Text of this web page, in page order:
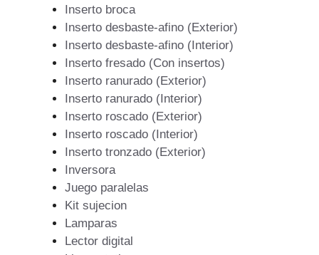
Inserto broca
Inserto desbaste-afino (Exterior)
Inserto desbaste-afino (Interior)
Inserto fresado (Con insertos)
Inserto ranurado (Exterior)
Inserto ranurado (Interior)
Inserto roscado (Exterior)
Inserto roscado (Interior)
Inserto tronzado (Exterior)
Inversora
Juego paralelas
Kit sujecion
Lamparas
Lector digital